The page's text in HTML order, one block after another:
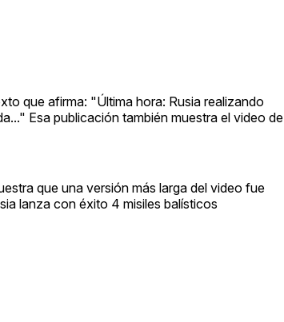
que afirma: "Última hora: Rusia realizando
Esa publicación también muestra el video de
que una versión más larga del video fue
lanza con éxito 4 misiles balísticos